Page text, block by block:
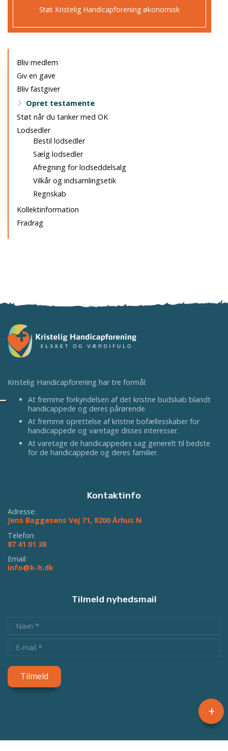
Støt Kristelig Handicapforening økonomisk
Primær
navigation
Bliv medlem
Giv en gave
Bliv fastgiver
Opret testamente
Støt når du tanker med OK
Lodsedler
Bestil lodsedler
Sælg lodsedler
Afregning for lodseddelsalg
Vilkår og indsamlingsetik
Regnskab
Kollektinformation
Fradrag
Kristelig Handicapforening har tre formål:
At fremme forkyndelsen af det kristne budskab blandt
handicappede og deres pårørende.
At fremme oprettelse af kristne bofællesskaber for
handicappede og varetage disses interesser.
At varetage de handicappedes sag generelt til bedste
for de handicappede og deres familier.
Kontaktinfo
Adresse:
Jens Baggesens Vej 71, 8200 Århus N
Telefon:
87 41 01 38
Email:
info@k-h.dk
Tilmeld nyhedsmail
+
Cookiepolitik|